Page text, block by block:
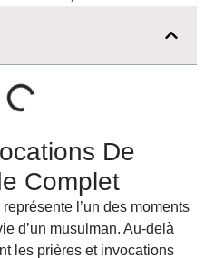
De
Complet
l’un des moments
d’un musulman. Au-delà
les prières et invocations